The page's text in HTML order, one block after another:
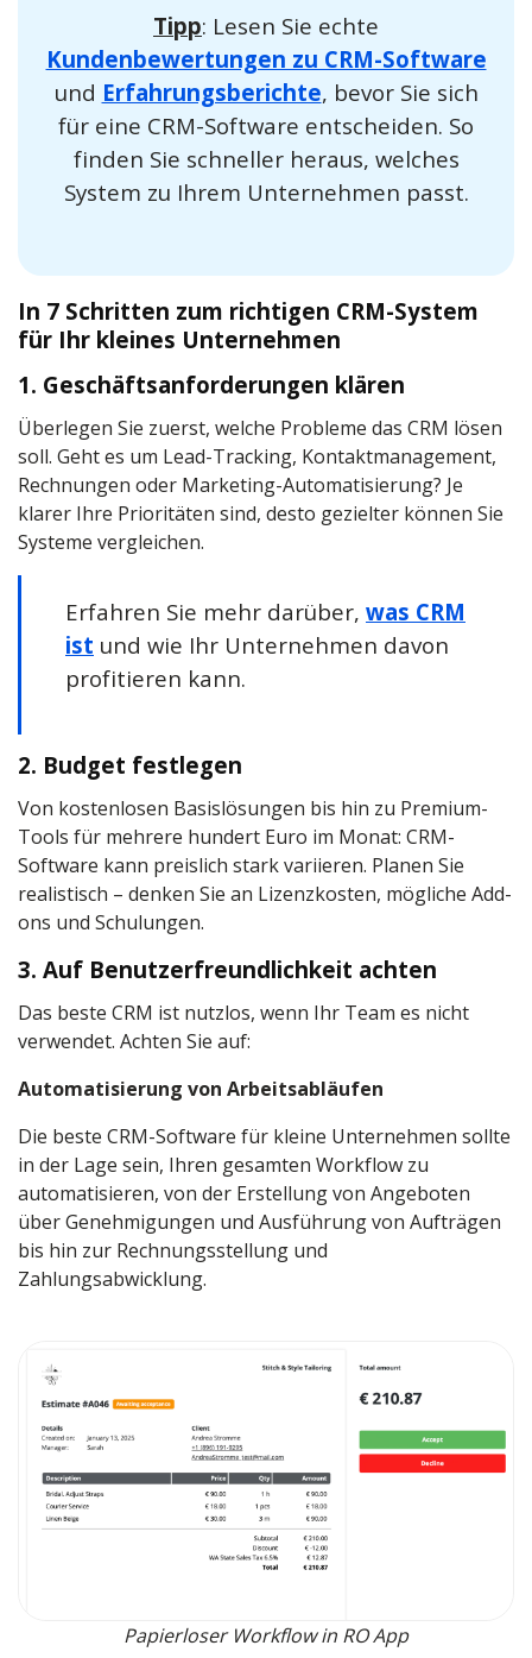
Tipp: Lesen Sie echte
Kundenbewertungen zu CRM-Software
und Erfahrungsberichte, bevor Sie sich
für eine CRM-Software entscheiden. So
finden Sie schneller heraus, welches
System zu Ihrem Unternehmen passt.
In 7 Schritten zum richtigen CRM-System
für Ihr kleines Unternehmen
1. Geschäftsanforderungen klären
Überlegen Sie zuerst, welche Probleme das CRM lösen
soll. Geht es um Lead-Tracking, Kontaktmanagement,
Rechnungen oder Marketing-Automatisierung? Je
klarer Ihre Prioritäten sind, desto gezielter können Sie
Systeme vergleichen.
Erfahren Sie mehr darüber, was CRM
ist und wie Ihr Unternehmen davon
profitieren kann.
2. Budget festlegen
Von kostenlosen Basislösungen bis hin zu Premium-
Tools für mehrere hundert Euro im Monat: CRM-
Software kann preislich stark variieren. Planen Sie
realistisch – denken Sie an Lizenzkosten, mögliche Add-
ons und Schulungen.
3. Auf Benutzerfreundlichkeit achten
Das beste CRM ist nutzlos, wenn Ihr Team es nicht
verwendet. Achten Sie auf:
Automatisierung von Arbeitsabläufen
Die beste CRM-Software für kleine Unternehmen sollte
in der Lage sein, Ihren gesamten Workflow zu
automatisieren, von der Erstellung von Angeboten
über Genehmigungen und Ausführung von Aufträgen
bis hin zur Rechnungsstellung und
Zahlungsabwicklung.
Papierloser Workflow in RO App